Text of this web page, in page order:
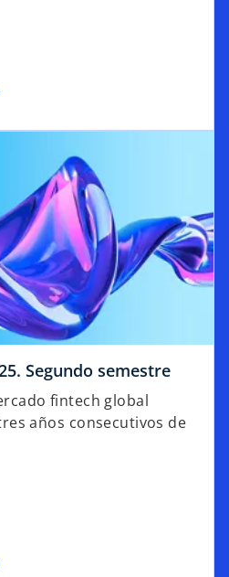
Segundo semestre
fintech global
años consecutivos de